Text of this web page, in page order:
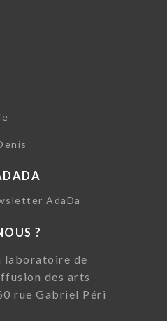
AdaDa
?
laboratoire de
des arts
rue Gabriel Péri